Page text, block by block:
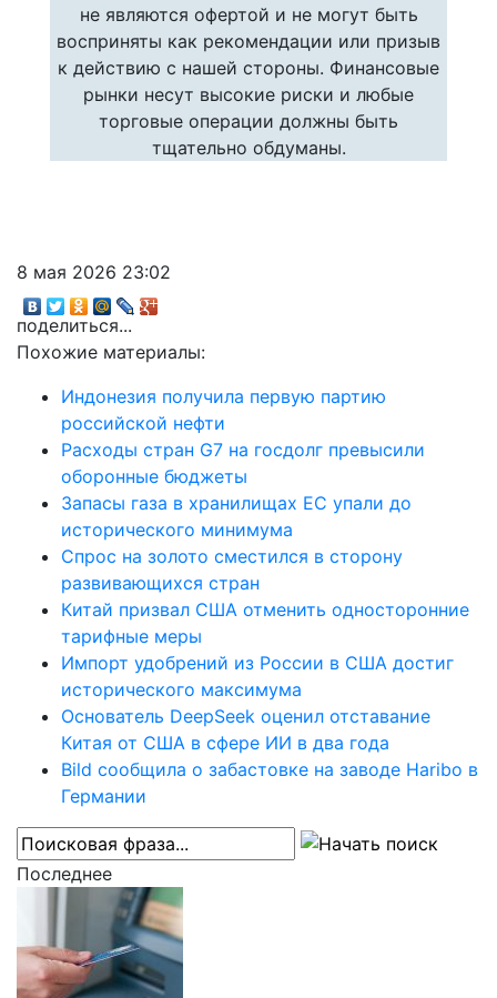
не являются офертой и не могут быть
восприняты как рекомендации или призыв
к действию с нашей стороны. Финансовые
рынки несут высокие риски и любые
торговые операции должны быть
тщательно обдуманы.
8 мая 2026 23:02
поделиться...
Похожие материалы:
Индонезия получила первую партию
российской нефти
Расходы стран G7 на госдолг превысили
оборонные бюджеты
Запасы газа в хранилищах ЕС упали до
исторического минимума
Спрос на золото сместился в сторону
развивающихся стран
Китай призвал США отменить односторонние
тарифные меры
Импорт удобрений из России в США достиг
исторического максимума
Основатель DeepSeek оценил отставание
Китая от США в сфере ИИ в два года
Bild сообщила о забастовке на заводе Haribo в
Германии
Последнее